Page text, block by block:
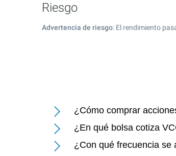
Riesgo
Advertencia de riesgo: El rendimiento
¿Cómo comprar
¿En qué bolsa cotiza
¿Con qué frecuencia se